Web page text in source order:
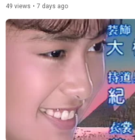
49 views • 7 days ago